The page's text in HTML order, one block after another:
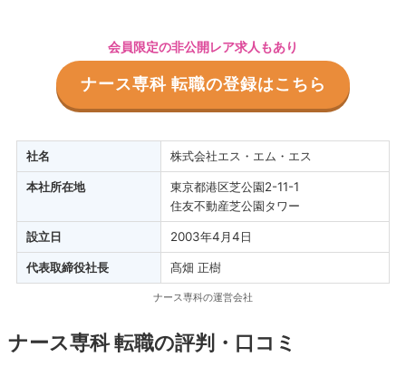
会員限定の非公開レア求人もあり
ナース専科 転職の登録はこちら
社名 株式会社エス・エム・エス
本社所在地
東京都港区芝公園2-11-1
住友不動産芝公園タワー
設立日 2003年4月4日
代表取締役社長 髙畑 正樹
ナース専科の運営会社
ナース専科 転職の評判・口コミ